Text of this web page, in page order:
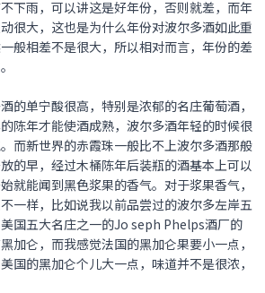
下雨，可以讲这是好年份，否则就差，而年
很大，这也是为什么年份对波尔多酒如此重
般相差不是很大，所以相对而言，年份的差
的单宁酸很高，特别是浓郁的名庄葡萄酒，
陈年才能使酒成熟，波尔多酒年轻的时候很
而新世界的赤霞珠一般比不上波尔多酒那般
的早，经过木桶陈年后装瓶的酒基本上可以
就能闻到黑色浆果的香气。对于浆果香气，
一样，比如说我以前品尝过的波尔多左岸五
国五大名庄之一的Jo seph Phelps酒厂的
加仑，而我感觉法国的黑加仑果要小一点，
国的黑加仑个儿大一点，味道并不是很浓，